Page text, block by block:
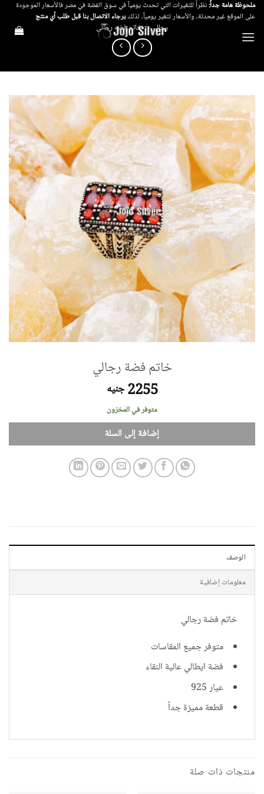
تخطي
للمحتوى
ملحوظة هامة جداً:نظراً للتغيرات التي تحدث يومياً في سوق الفضة في مصر فالأسعار الموجودة
على الموقع غير محدثة، والأسعار تتغير يومياً، لذلكبرجاء الاتصال بنا قبل طلب أي منتج
رجالي / خاتم فضه رجالى
خاتم فضة رجالي
2255 جنيه
متوفر في المخزون
إضافة إلى السلة
الوصف
معلومات إضافية
خاتم فضة رجالي
متوفر جميع المقاسات
فضة ايطالي عالية النقاء
عيار 925
قطعة مميزة جداً
منتجات ذات صلة